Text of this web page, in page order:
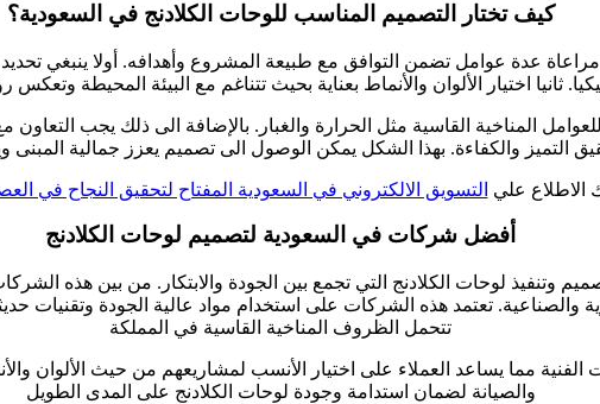
كيف تختار التصميم المناسب للوحات الكلادنج في السعودية؟
عدة عوامل تضمن التوافق مع طبيعة المشروع وأهدافه. أولا ينبغي
ثانيا اختيار الألوان والأنماط بعناية بحيث تتناغم مع البيئة المحيطة
للعوامل المناخية القاسية مثل الحرارة والغبار. بالإضافة الى ذلك يجب
التميز والكفاءة. بهذا الشكل يمكن الوصول الى تصميم يعزز جمالية المبنى
الاطلاع علي التسويق الالكتروني في السعودية المفتاح لتحقيق النجاح في
أفضل شركات في السعودية لتصميم لوحات الكلادنج
وتنفيذ لوحات الكلادنج التي تجمع بين الجودة والابتكار. من بين هذه
والصناعية. تعتمد هذه الشركات على استخدام مواد عالية الجودة
تتحمل الظروف المناخية القاسية في المملكة
مما يساعد العملاء على اختيار الأنسب لمشاريعهم من حيث الألوان
والصيانة لضمان استدامة وجودة لوحات الكلادنج على المدى الطويل